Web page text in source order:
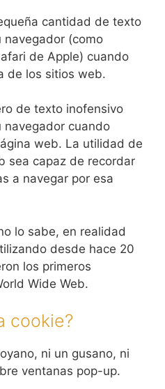
cantidad de texto
navegador (como
de Apple) cuando
de los sitios web.
de texto inofensivo
navegador cuando
web. La utilidad de
sea capaz de recordar
a navegar por esa
lo sabe, en realidad
desde hace 20
los primeros
Wide Web.
cookie?
ni un gusano, ni
ventanas pop-up.